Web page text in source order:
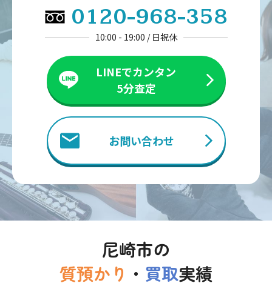
0120-968-358
10:00 - 19:00 / 日祝休
LINEでカンタン
5分査定
お問い合わせ
尼崎市の
質預かり ・ 買取実績